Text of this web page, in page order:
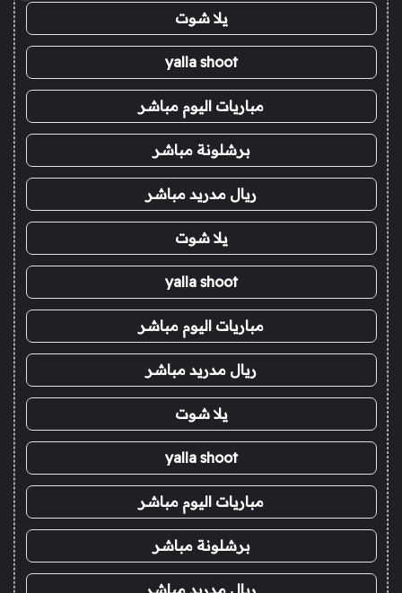
يلا شوت
yalla shoot
مباريات اليوم مباشر
برشلونة مباشر
ريال مدريد مباشر
يلا شوت
yalla shoot
مباريات اليوم مباشر
ريال مدريد مباشر
يلا شوت
yalla shoot
مباريات اليوم مباشر
برشلونة مباشر